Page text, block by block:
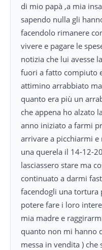
di mio papà ,a mia
sapendo nulla gli
facendolo rimanere
vivere e pagare le
notizia che lui avesse
fuori a fatto compiuto
attimino arrabbiato
quanto era più un
che appena ho alzato
anno iniziato a farmi
arrivare a picchiarmi
una querela il 14-12-
lasciassero stare ma
continuato a darmi
facendogli una tortura
potere fare i loro
mia madre e
quanto non mi hanno
messa in vendita ) che